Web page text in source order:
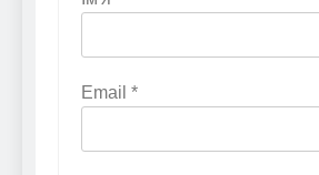
Email *